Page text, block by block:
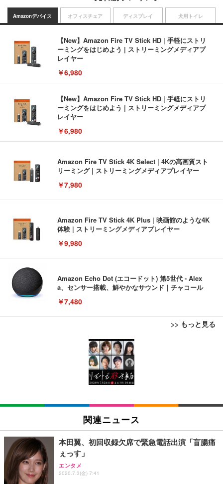
Amazonデバイス
【New】Amazon Fire TV Stick HD | 手軽にストリ
ーミングをはじめよう | ストリーミングメディアプ
レイヤー
￥6,980
【New】Amazon Fire TV Stick HD | 手軽にストリ
ーミングをはじめよう | ストリーミングメディアプ
レイヤー
￥6,980
Amazon Fire TV Stick 4K Select | 4Kの高画質スト
リーミング | ストリーミングメディアプレイヤー
￥7,980
Amazon Fire TV Stick 4K Plus | 映画館のような4K
体験 | ストリーミングメディアプレイヤー
￥9,980
Amazon Echo Dot (エコードット) 第5世代 - Alex
a、センサー搭載、鮮やかなサウンド｜チャコール
￥7,480
>> もっと見る
オフィスチェア
[EdoErgo] オフィスチェア 椅子 テレワーク 疲れな
い 跳ね上げ式アームレスト コンパクト 約105度ロッ
キング pc 事務椅子 360度回転 座面昇降 強化ナイロ
ン樹脂ベース 通気性メッシュ 在宅ワーク H-WY01
(黒網+黒枠+黒足)
SIHOO B100 オフィスチェア／デスクチェア メッシ
ュチェア 人間工学 疲れない ブラック
￥27,999
Sezlife オフィスチェア デスクチェア 疲れない テレ
ワーク チェア 強化バックレスト 30度ロッキング機
能 人間工学 椅子 腰サポート 90度跳ね上げ式アーム
ディスプレイ
EIZO ビジネス向けプレミアムモニター | FlexScan
EV3240X-WT | 31.5型4K UHD・USB Type-C・ホワ
￥105,595
EIZO ビジネス向けプレミアムモニター | FlexScan
￥109,572
【純正品】27"ゲーミングモニター DualSense 充電
フック付き（CFI-ZDM1J）
犬用トイレ
Amazonベーシック ペットシーツ 薄型 レギュラー 1
回使い捨て 無香料 ホワイト 300枚
Amazonベーシック ペットシーツ 厚型 ワイド 42枚
x2袋(84枚) ホワイト(吸収面:ライトブルー)
￥3,234
ネオ・ルーライフ ネオ・オムツ L 中型犬用 26枚入
り 単品
関連ニュース
本田翼、初回収録欠席で緊急電話出演「盲腸痛
ぇっす」
エンタメ
2020.7.3(金) 7:41